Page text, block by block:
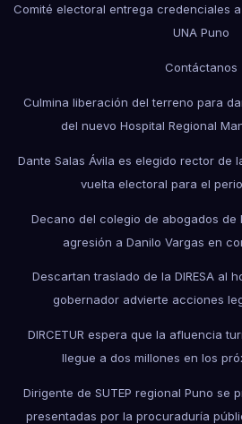
Comité electoral entrega credenciales
UNA Puno
Contáctanos
Culmina liberación del terreno para
del nuevo Hospital Regional
Dante Salas Ávila es elegido rector de
vuelta electoral para el
Decano del colegio de abogados de
agresión a Danilo Vargas en
Descartan traslado de la DIRESA al
gobernador advierte acciones
DIRCETUR espera que la afluencia
llegue a dos millones en los
Dirigente de SUTEP regional Puno se
presentadas por la procuraduría